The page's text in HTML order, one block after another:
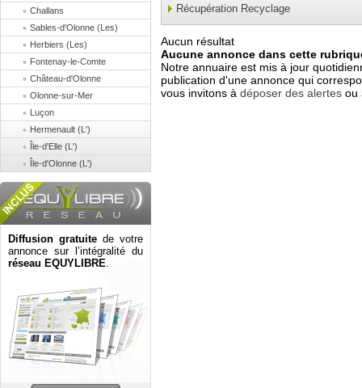
Challans
Sables-d'Olonne (Les)
Herbiers (Les)
Fontenay-le-Comte
Château-d'Olonne
Olonne-sur-Mer
Luçon
Hermenault (L')
Île-d'Elle (L')
Île-d'Olonne (L')
Diffusion gratuite de votre
annonce sur l’intégralité du
réseau EQUYLIBRE.
Récupération Recyclage
Aucun résultat
Aucune annonce dans cette
Notre annuaire est mis à jour
publication d'une annonce qui
vous invitons à déposer des alertes ou